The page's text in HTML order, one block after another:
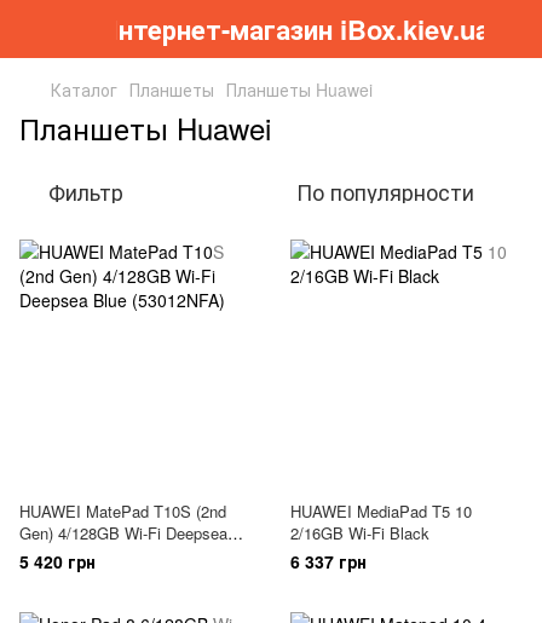
Інтернет-магазин iBox.kiev.ua
Каталог Планшеты Планшеты Huawei
Планшеты Huawei
Фильтр По популярности
HUAWEI MatePad T10S (2nd
Gen) 4/128GB Wi-Fi Deepsea
Blue (53012NFA)
5 420 грн
HUAWEI MediaPad T5 10
2/16GB Wi-Fi Black
6 337 грн